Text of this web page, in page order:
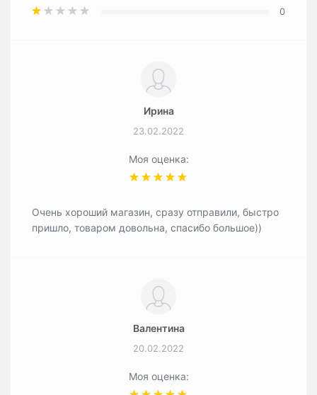
0
Ирина
23.02.2022
Моя оценка:
Очень хороший магазин, сразу отправили, быстро
пришло, товаром довольна, спасибо большое))
Валентина
20.02.2022
Моя оценка: